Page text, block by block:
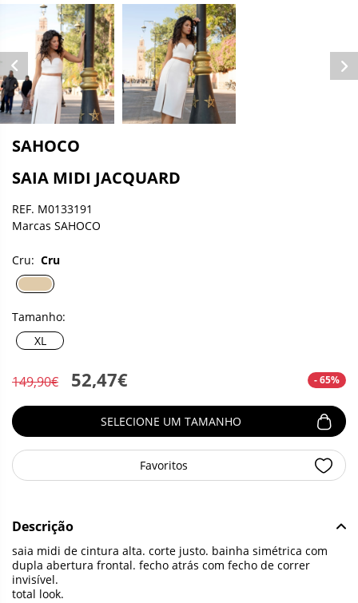
SAHOCO
SAIA MIDI JACQUARD
REF. M0133191
Marcas SAHOCO
Cru: Cru
Tamanho:
XL
149,90€ 52,47€ - 65%
SELECIONE UM TAMANHO
Favoritos
Descrição
saia midi de cintura alta. corte justo. bainha simétrica com
dupla abertura frontal. fecho atrás com fecho de correr
invisível.
total look.